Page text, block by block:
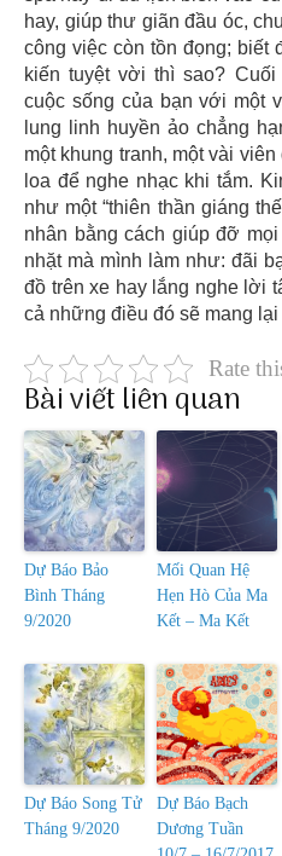
hay, giúp thư giãn đầu óc,
công việc còn tồn đọng; biết
kiến tuyệt vời thì sao?
cuộc sống của bạn với một
lung linh huyền ảo chẳng
một khung tranh, một vài
loa để nghe nhạc khi tắm.
như một “thiên thần giáng
nhân bằng cách giúp đỡ
nhặt mà mình làm như: đãi
đồ trên xe hay lắng nghe lời
cả những điều đó sẽ mang
Rate
Bài viết liên quan
Dự Báo Bảo
Bình Tháng
9/2020
Mối Quan Hệ
Hẹn Hò Của Ma
Kết – Ma Kết
Dự Báo Song Tử
Tháng 9/2020
Dự Báo Bạch
Dương Tuần